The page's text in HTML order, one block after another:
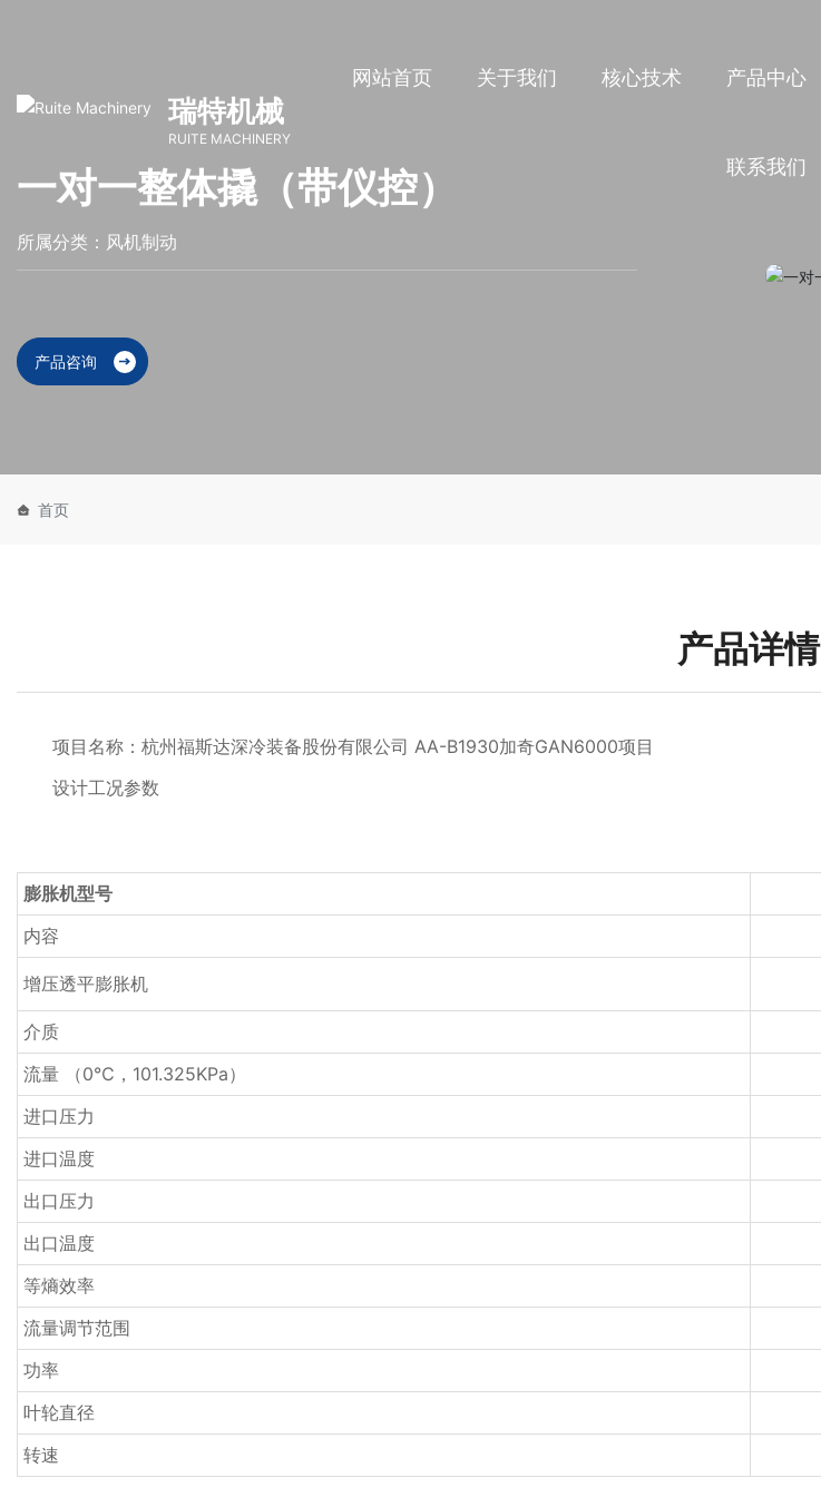
瑞特机械
RUITE MACHINERY
网站首页 关于我们 核心技术 产品中心
联系我们
一对一整体撬（带仪控）
所属分类： 风机制动
产品咨询
首页
产品详情
项目名称：杭州福斯达深冷装备股份有限公司 AA-B1930加奇GAN6000项目
设计工况参数
膨胀机型号
内容
增压透平膨胀机
介质
流量 （0℃，101.325KPa）
进口压力
进口温度
出口压力
出口温度
等熵效率
流量调节范围
功率
叶轮直径
转速